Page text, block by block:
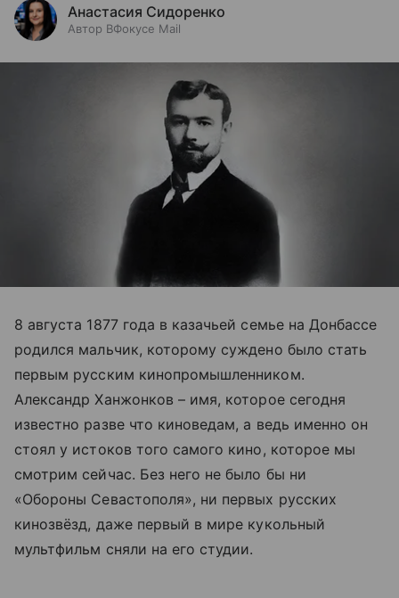
Анастасия Сидоренко
Автор ВФокусе Mail
8 августа 1877 года в казачьей семье на Донбассе
родился мальчик, которому суждено было стать
первым русским кинопромышленником.
Александр Ханжонков – имя, которое сегодня
известно разве что киноведам, а ведь именно он
стоял у истоков того самого кино, которое мы
смотрим сейчас. Без него не было бы ни
«Обороны Севастополя», ни первых русских
кинозвёзд, даже первый в мире кукольный
мультфильм сняли на его студии.